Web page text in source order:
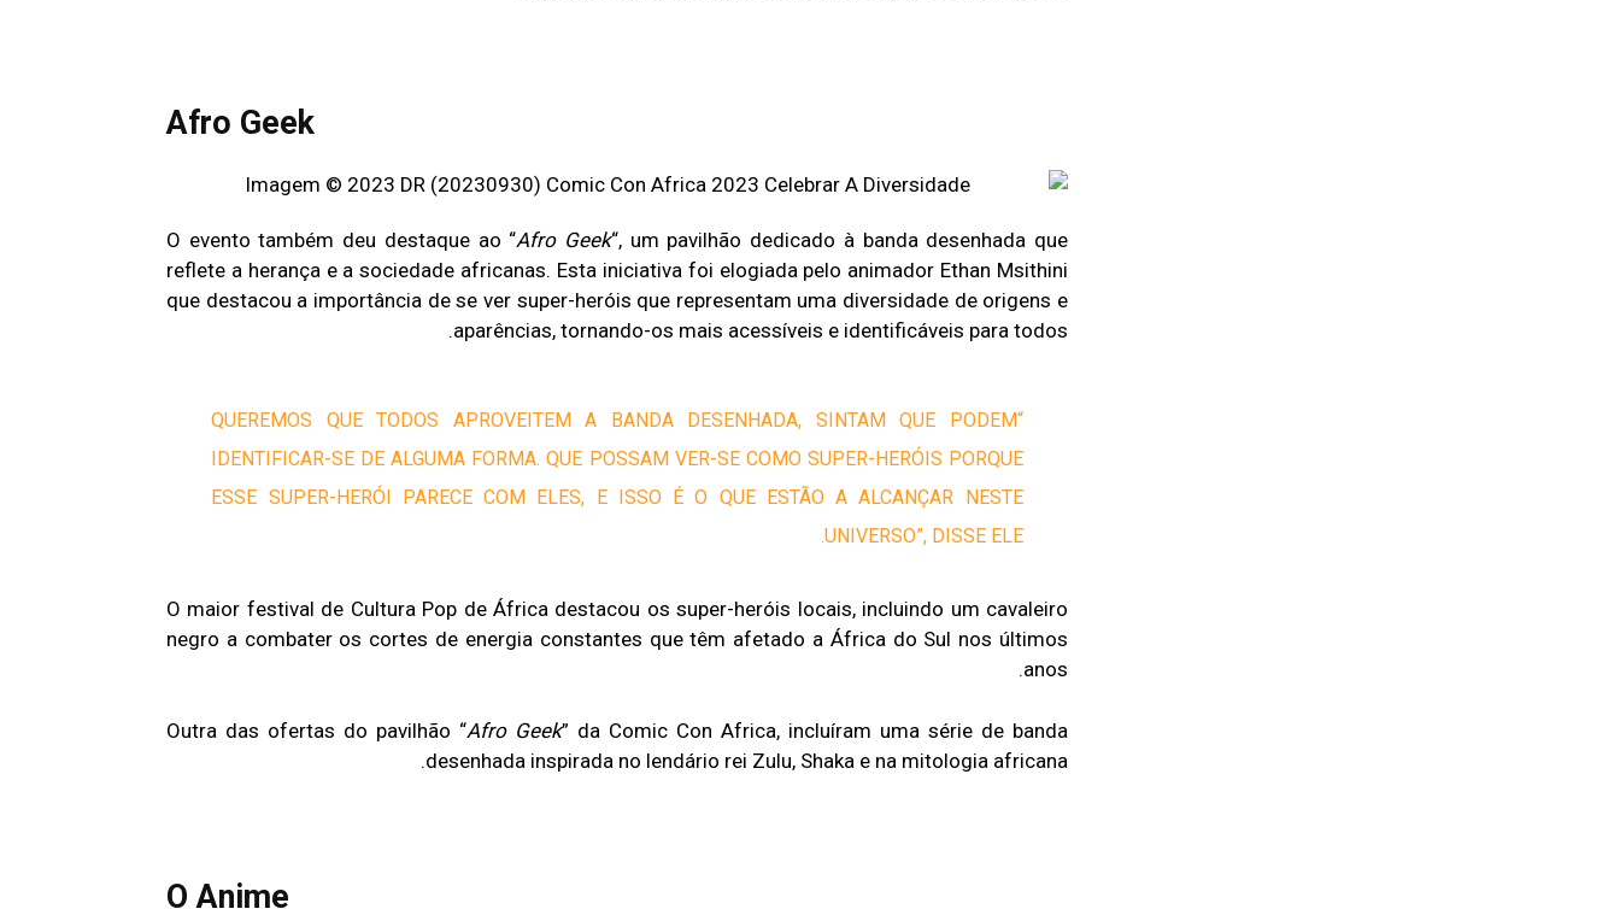
Afro Geek
O evento também deu destaque ao “Afro Geek“, um pavilhão dedicado à banda desenhada que
reflete a herança e a sociedade africanas. Esta iniciativa foi elogiada pelo animador Ethan Msithini
que destacou a importância de se ver super-heróis que representam uma diversidade de origens e
aparências, tornando-os mais acessíveis e identificáveis para todos.
“QUEREMOS QUE TODOS APROVEITEM A BANDA DESENHADA, SINTAM QUE PODEM
IDENTIFICAR-SE DE ALGUMA FORMA. QUE POSSAM VER-SE COMO SUPER-HERÓIS PORQUE
ESSE SUPER-HERÓI PARECE COM ELES, E ISSO É O QUE ESTÃO A ALCANÇAR NESTE
UNIVERSO”, DISSE ELE.
O maior festival de Cultura Pop de África destacou os super-heróis locais, incluindo um cavaleiro
negro a combater os cortes de energia constantes que têm afetado a África do Sul nos últimos
anos.
Outra das ofertas do pavilhão “Afro Geek” da Comic Con Africa, incluíram uma série de banda
desenhada inspirada no lendário rei Zulu, Shaka e na mitologia africana.
O Anime